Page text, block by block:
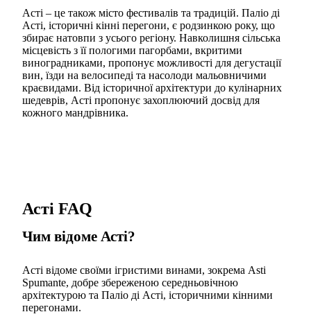
Асті – це також місто фестивалів та традицій. Паліо ді
Асті, історичні кінні перегони, є родзинкою року, що
збирає натовпи з усього регіону. Навколишня сільська
місцевість з її пологими пагорбами, вкритими
виноградниками, пропонує можливості для дегустації
вин, їзди на велосипеді та насолоди мальовничими
краєвидами. Від історичної архітектури до кулінарних
шедеврів, Асті пропонує захоплюючий досвід для
кожного мандрівника.
Асті FAQ
Чим відоме Асті?
Асті відоме своїми ігристими винами, зокрема Asti
Spumante, добре збереженою середньовічною
архітектурою та Паліо ді Асті, історичними кінними
перегонами.